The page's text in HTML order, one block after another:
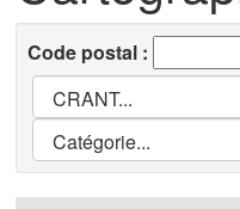
Code postal :